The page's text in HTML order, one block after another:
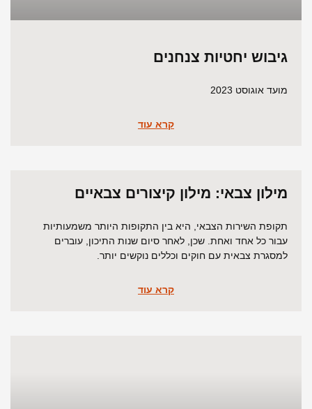
גיבוש יחטיות צנחנים
מועד אוגוסט 2023
קרא עוד
מילון צבאי: מילון קיצורים צבאיים
תקופת השירות הצבאי, היא בין התקופות היותר משמעותיות
עבור כל אחד ואחת. שכן, לאחר סיום שנות התיכון, עוברים
למסגרת צבאית עם חוקים וכללים נוקשים יותר.
קרא עוד